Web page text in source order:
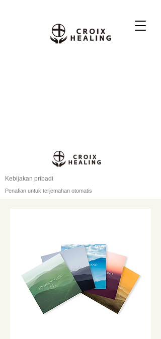
Kebijakan pribadi
Penafian untuk terjemahan otomatis